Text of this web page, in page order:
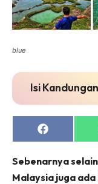
blue
Isi Kandungan
Share
on
Sebenarnya
Malaysia juga